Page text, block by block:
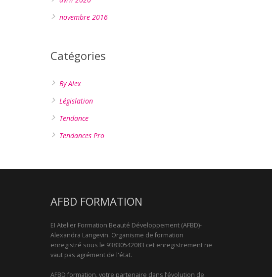
novembre 2016
Catégories
By Alex
Législation
Tendance
Tendances Pro
AFBD FORMATION
EI Atelier Formation Beauté Développement (AFBD)-
Alexandra Langevin. Organisme de formation
enregistré sous le 93830542083 cet enregistrement ne
vaut pas agrément de l'état.
AFBD formation, votre partenaire dans l’évolution de